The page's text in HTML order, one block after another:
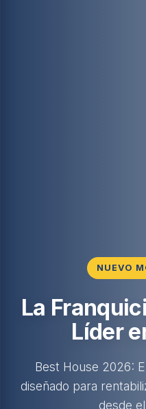
NUEVO
La
Líder
Best House 2026:
diseñado para
desde